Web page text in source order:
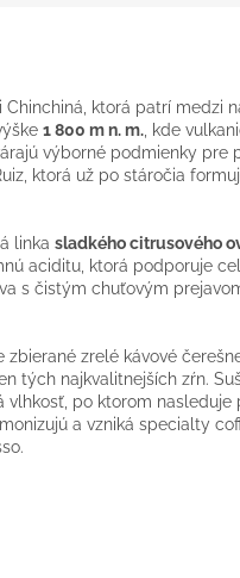
Chinchiná, ktorá patrí medzi
1 800 m n. m. , kde
výborné podmienky pre
ktorá už po stáročia
linka sladkého citrusového
aciditu, ktorá podporuje
s čistým chuťovým
zbierané zrelé kávové
tých najkvalitnejších zŕn.
po ktorom nasleduje
a vzniká specialty